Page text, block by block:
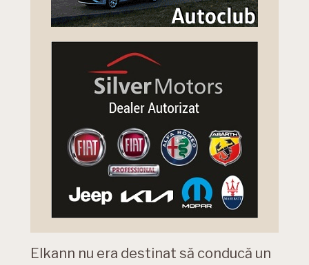
Elkann nu era destinat să conducă un